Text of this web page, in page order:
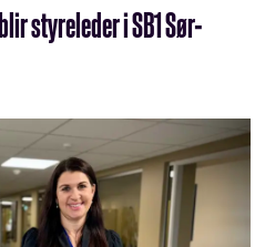
styreleder i SB1 Sør-